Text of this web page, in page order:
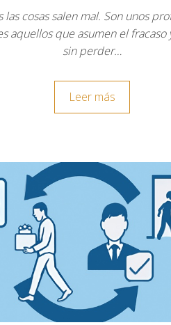
las cosas salen mal. Son unos
aquellos que asumen el fracaso
sin perder…
Leer más